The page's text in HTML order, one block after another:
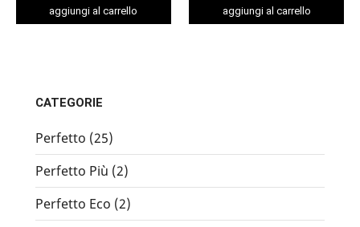
aggiungi al carrello aggiungi al carrello
CATEGORIE
Perfetto (25)
Perfetto Più (2)
Perfetto Eco (2)